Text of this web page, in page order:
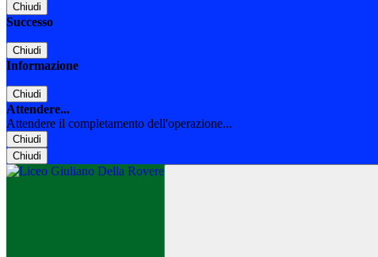
Chiudi
Successo
Chiudi
Informazione
Chiudi
Attendere...
Attendere il completamento dell'operazione...
Chiudi
Chiudi